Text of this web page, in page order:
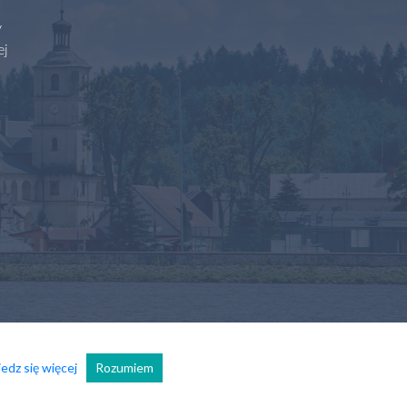
Wszelkie prawa zastrzeżone.
się więcej Rozumiem